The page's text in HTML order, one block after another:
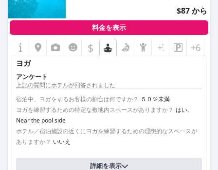
$87 から
料金を表示
$ +6
ヨガ
アンケート
上記の質問にホテルが回答されました
宿泊中、ヨガをするお客様の割合は何ですか？ ５０％未満
ヨガを練習するための特定な敷地内スペースがありますか？ はい.
Near the pool side
ホテル／宿泊施設の近くにヨガを練習するための理想的なスペースが
ありますか？ いいえ
詳細を表示